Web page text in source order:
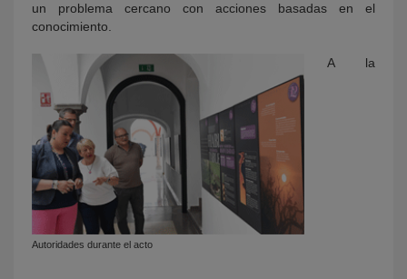
un problema cercano con acciones basadas en el
conocimiento.
Autoridades durante el acto
A la